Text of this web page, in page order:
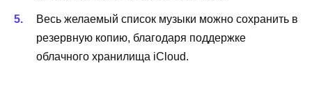
Весь желаемый список музыки можно сохранить в
резервную копию, благодаря поддержке
облачного хранилища iCloud.